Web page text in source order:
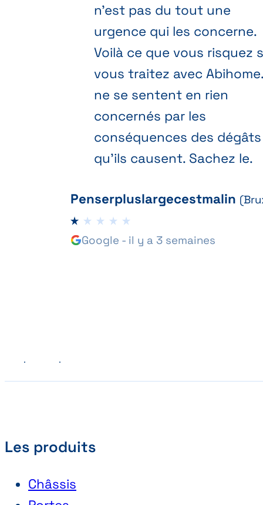
n'est pas du tout une
urgence qui les concerne.
Voilà ce que vous risquez
vous traitez avec
ne se sentent en rien
concernés par les
conséquences des dégâts
qu'ils causent. Sachez le.
Penserpluslargecestmalin
Google - il y a 3 semaines
Les produits
Châssis